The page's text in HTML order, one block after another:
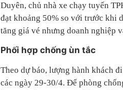
Duyên, chủ nhà xe chạy tuyến
đạt khoảng 50% so với trước khi
tăng giá vé nhưng doanh nghiệp
Phối hợp chống ùn tắc
Theo dự báo, lượng hành khách
các ngày 29-30/4. Để phòng